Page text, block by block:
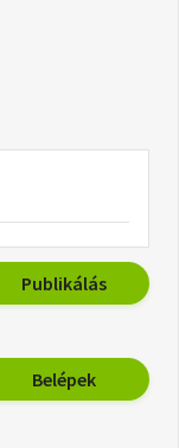
Publikálás
Belépek